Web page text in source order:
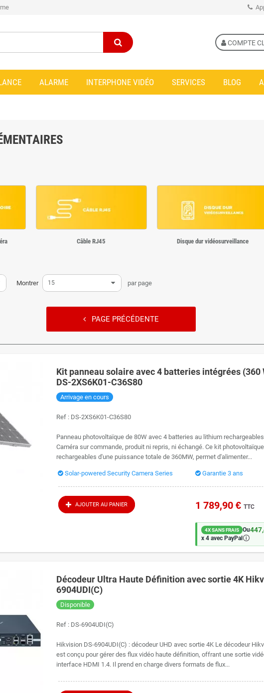
COMPTE
ALARME INTERPHONE VIDÉO SERVICES BLOG
Câble RJ45 Disque dur vidéosurveillance
Montrer 15 par page
PAGE PRÉCÉDENTE
Kit panneau solaire avec 4 batteries intégrées (360
DS-2XS6K01-C36S80
Arrivage en cours
Ref : DS-2XS6K01-C36S80
Panneau photovoltaïque de 80W avec 4 batteries au lithium
Caméra sur commande, produit ni repris, ni échangé. Ce kit
rechargeables d'une puissance totale de 360MW, permet d'alimenter...
Solar-powered Security Camera Series Garantie 3 ans
AJOUTER AU PANIER 1 789,90 € TTC
4X SANS FRAIS Ou
x 4 avec PayPal🛈
Décodeur Ultra Haute Définition avec sortie 4K
6904UDI(C)
Disponible
Ref : DS-6904UDI(C)
Hikvision DS-6904UDI(C) : décodeur UHD avec sortie 4K Le décodeur
est conçu pour gérer des flux vidéo haute définition, offrant une sortie
interface HDMI 1.4. Il prend en charge divers formats de flux...